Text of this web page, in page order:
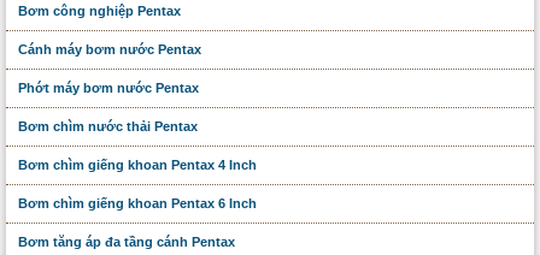
Bơm công nghiệp Pentax
Cánh máy bơm nước Pentax
Phớt máy bơm nước Pentax
Bơm chìm nước thải Pentax
Bơm chìm giếng khoan Pentax 4 Inch
Bơm chìm giếng khoan Pentax 6 Inch
Bơm tăng áp đa tầng cánh Pentax